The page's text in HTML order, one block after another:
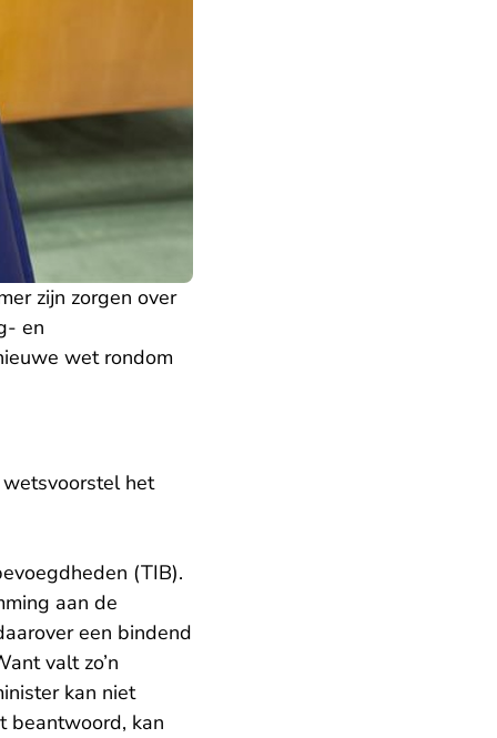
zijn zorgen over
en
wet rondom
het
(TIB).
aan de
een bindend
valt zo’n
kan niet
beantwoord, kan